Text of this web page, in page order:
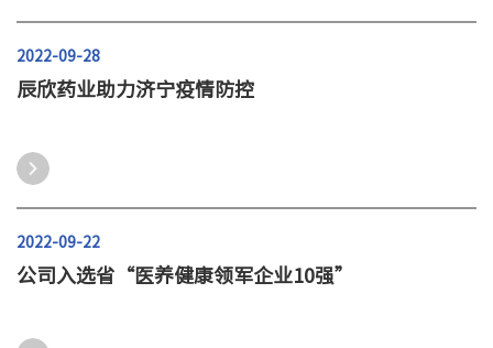
2022-09-28
辰欣药业助力济宁疫情防控
2022-09-22
公司入选省“医养健康领军企业10强”